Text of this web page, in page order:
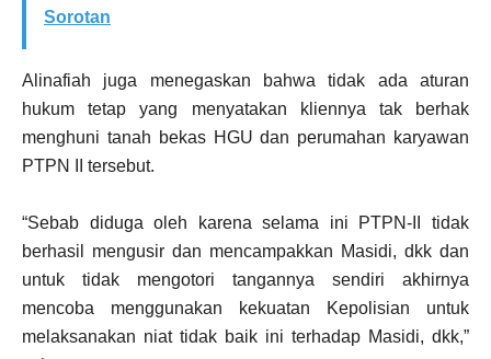
Sorotan
Alinafiah juga menegaskan bahwa tidak ada aturan
hukum tetap yang menyatakan kliennya tak berhak
menghuni tanah bekas HGU dan perumahan karyawan
PTPN II tersebut.
“Sebab diduga oleh karena selama ini PTPN-II tidak
berhasil mengusir dan mencampakkan Masidi, dkk dan
untuk tidak mengotori tangannya sendiri akhirnya
mencoba menggunakan kekuatan Kepolisian untuk
melaksanakan niat tidak baik ini terhadap Masidi, dkk,”